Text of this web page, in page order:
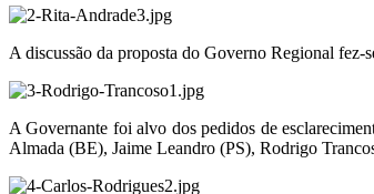
A discussão da proposta do Governo Regional
A Governante foi alvo dos pedidos de
Almada (BE), Jaime Leandro (PS), Rodrigo